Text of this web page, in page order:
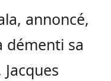
annoncé,
démenti sa